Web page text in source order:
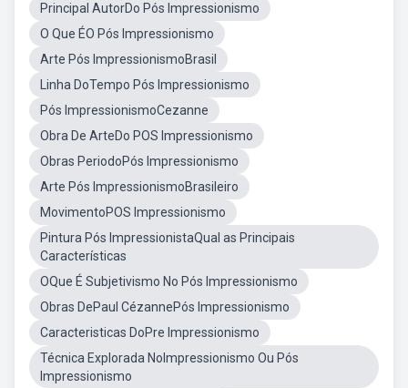
Principal AutorDo Pós Impressionismo
O Que ÉO Pós Impressionismo
Arte Pós ImpressionismoBrasil
Linha DoTempo Pós Impressionismo
Pós ImpressionismoCezanne
Obra De ArteDo POS Impressionismo
Obras PeriodoPós Impressionismo
Arte Pós ImpressionismoBrasileiro
MovimentoPOS Impressionismo
Pintura Pós ImpressionistaQual as Principais
Características
OQue É Subjetivismo No Pós Impressionismo
Obras DePaul CézannePós Impressionismo
Caracteristicas DoPre Impressionismo
Técnica Explorada NoImpressionismo Ou Pós
Impressionismo